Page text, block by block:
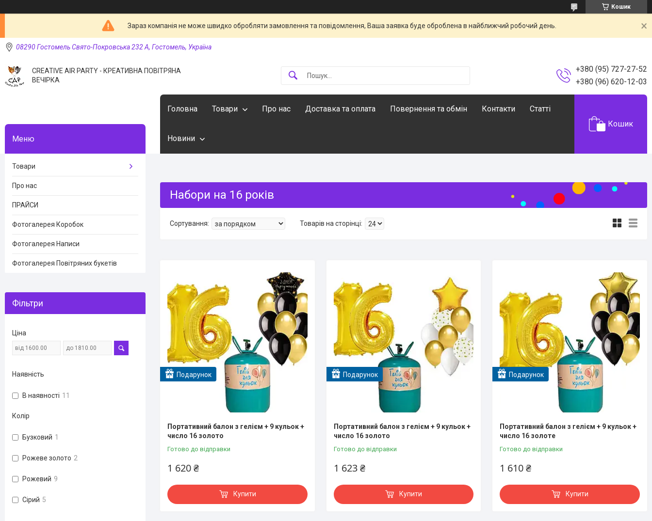
Кошик
Зараз компанія не може швидко обробляти замовлення та повідомлення, Ваша заявка буде оброблена в найближчий робочий день.
08290 Гостомель Свято-Покровська 232 А, Гостомель, Україна
CREATIVE AIR PARTY - КРЕАТИВНА ПОВІТРЯНА
ВЕЧІРКА
+380 (95) 727-27-52
+380 (96) 620-12-03
Головна Товари Про нас Доставка та оплата Повернення та обмін Контакти Статті
Новини
Кошик
Набори на 16 років
Подарунок
Портативний балон з гелієм + 9 кульок +
число 16 золото
Готово до відправки
1 620 ₴
Купити
Подарунок
Портативний балон з гелієм + 9 кульок +
число 16 золото
Готово до відправки
1 623 ₴
Купити
Подарунок
Портативний балон з гелієм + 9 кульок +
число 16 золоте
Готово до відправки
1 610 ₴
Купити
Товари
Про нас
ПРАЙСИ
Фотогалерея Коробок
Фотогалерея Написи
Фотогалерея Повітряних букетів
Фільтри
Ціна
Наявність
В наявності 11
Колір
Бузковий 1
Рожеве золото 2
Рожевий 9
Сірий 5